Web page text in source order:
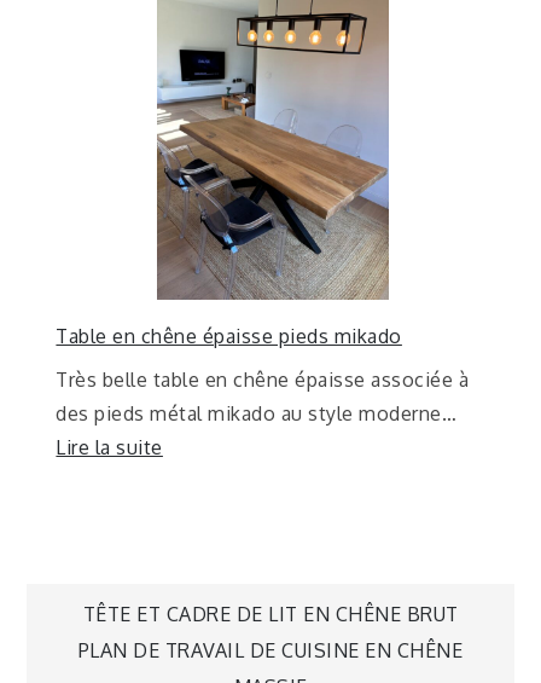
Table en chêne épaisse pieds mikado
Très belle table en chêne épaisse associée à
des pieds métal mikado au style moderne…
Lire la suite
TÊTE ET CADRE DE LIT EN CHÊNE BRUT
PLAN DE TRAVAIL DE CUISINE EN CHÊNE